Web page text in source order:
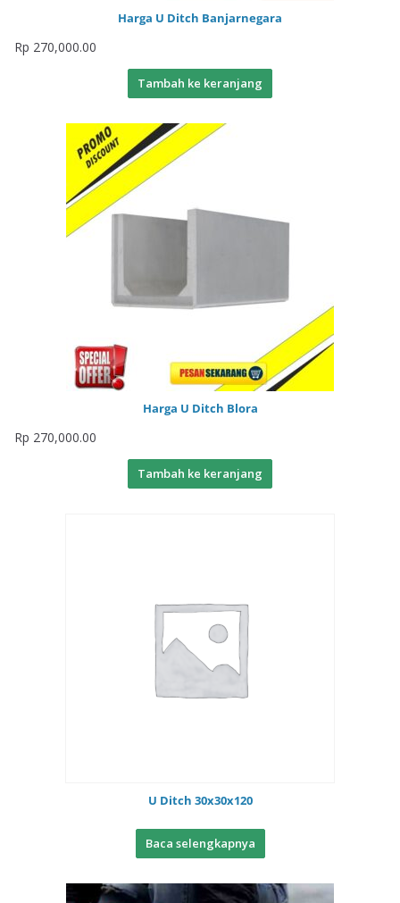
Harga U Ditch Banjarnegara
Rp 270,000.00
Tambah ke keranjang
Harga U Ditch Blora
Rp 270,000.00
Tambah ke keranjang
U Ditch 30x30x120
Baca selengkapnya